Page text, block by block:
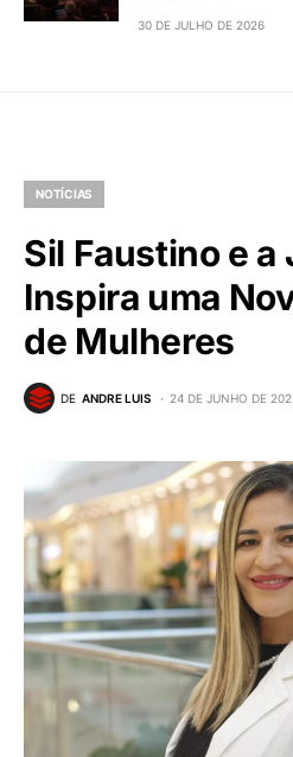
30 DE JULHO DE 2026
NOTÍCIAS
Sil Faustino e a
Inspira uma
de Mulheres
DE ANDRE LUIS 24 DE JUNHO DE